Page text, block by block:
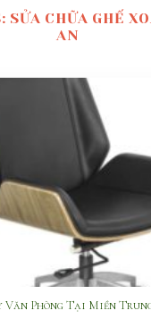
SỬA CHỮA GHẾ
AN
Văn Phòng Tại Miền